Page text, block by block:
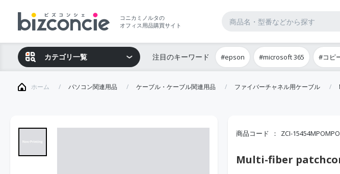
コニカミノルタの
オフィス用品購買サイト
カテゴリ一覧 注目のキーワード #epson #microsoft 365 #コピ
ホーム パソコン関連用品 ケーブル・ケーブル関連用品 ファイバーチャネル用ケーブル
商品コード ZCI-
Multi-fiber